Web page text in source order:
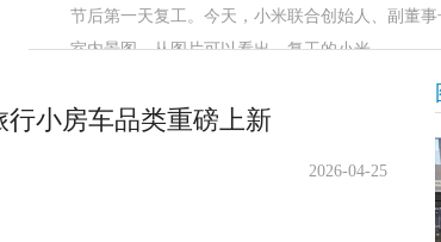
节后第一天复工。今天，小米联合创始人、副董
室内景图。从图片可以看出，复工的小米
小房车品类重磅上新
2026-04-25